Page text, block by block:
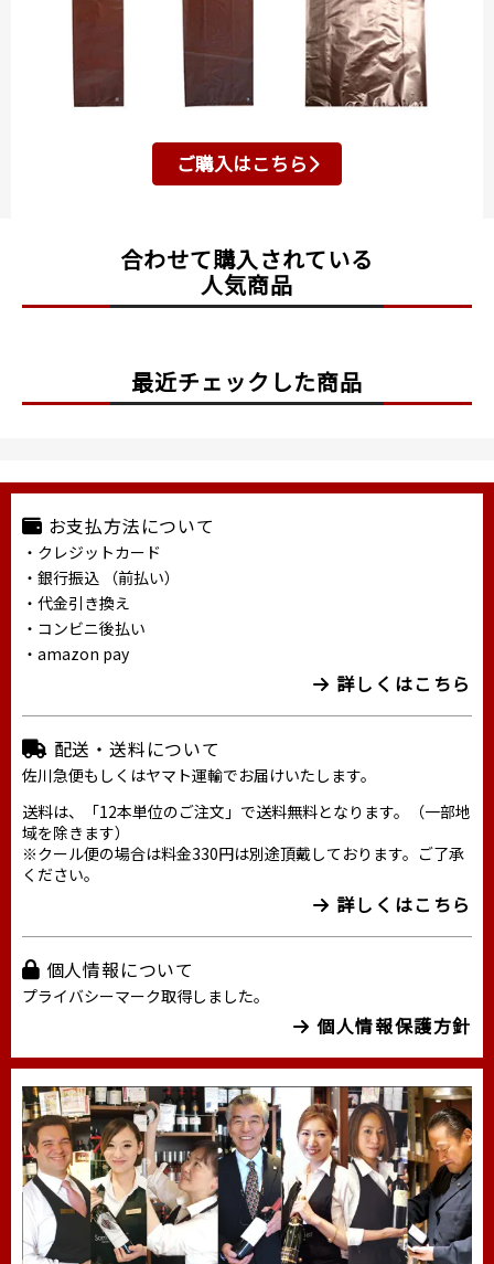
ご購入はこちら
合わせて購入されている
人気商品
最近チェックした商品
お支払方法について
・クレジットカード
・銀行振込 （前払い）
・代金引き換え
・コンビニ後払い
・amazon pay
詳しくはこちら
配送・送料について
佐川急便もしくはヤマト運輸でお届けいたします。
送料は、「12本単位のご注文」で送料無料となります。（一部地
域を除きます）
※クール便の場合は料金330円は別途頂戴しております。ご了承
ください。
詳しくはこちら
個人情報について
プライバシーマーク取得しました。
個人情報保護方針